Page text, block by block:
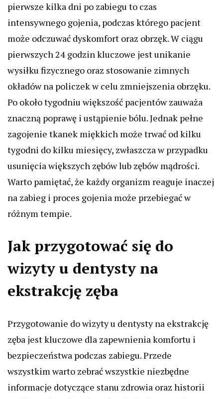
pierwsze kilka dni po zabiegu to czas
intensywnego gojenia, podczas którego pacjent
może odczuwać dyskomfort oraz obrzęk. W ciągu
pierwszych 24 godzin kluczowe jest unikanie
wysiłku fizycznego oraz stosowanie zimnych
okładów na policzek w celu zmniejszenia obrzęku.
Po około tygodniu większość pacjentów zauważa
znaczną poprawę i ustąpienie bólu. Jednak pełne
zagojenie tkanek miękkich może trwać od kilku
tygodni do kilku miesięcy, zwłaszcza w przypadku
usunięcia większych zębów lub zębów mądrości.
Warto pamiętać, że każdy organizm reaguje inaczej
na zabieg i proces gojenia może przebiegać w
różnym tempie.
Jak przygotować się do
wizyty u dentysty na
ekstrakcję zęba
Przygotowanie do wizyty u dentysty na ekstrakcję
zęba jest kluczowe dla zapewnienia komfortu i
bezpieczeństwa podczas zabiegu. Przede
wszystkim warto zebrać wszystkie niezbędne
informacje dotyczące stanu zdrowia oraz historii